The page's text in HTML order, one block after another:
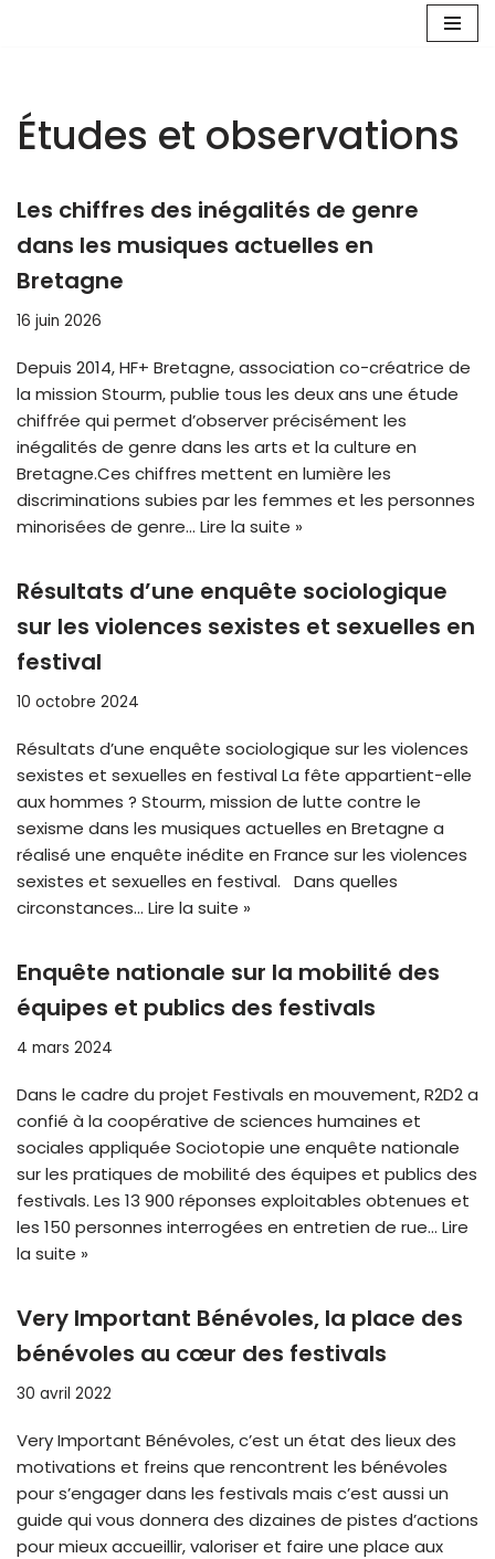
contenu
Études et observations
Les chiffres des inégalités de genre
dans les musiques actuelles en
Bretagne
16 juin 2026
Depuis 2014, HF+ Bretagne, association co-créatrice de
la mission Stourm, publie tous les deux ans une étude
chiffrée qui permet d’observer précisément les
inégalités de genre dans les arts et la culture en
Bretagne.Ces chiffres mettent en lumière les
discriminations subies par les femmes et les personnes
minorisées de genre… Lire la suite »
Résultats d’une enquête sociologique
sur les violences sexistes et sexuelles en
festival
10 octobre 2024
Résultats d’une enquête sociologique sur les violences
sexistes et sexuelles en festival La fête appartient-elle
aux hommes ? Stourm, mission de lutte contre le
sexisme dans les musiques actuelles en Bretagne a
réalisé une enquête inédite en France sur les violences
sexistes et sexuelles en festival. Dans quelles
circonstances… Lire la suite »
Enquête nationale sur la mobilité des
équipes et publics des festivals
4 mars 2024
Dans le cadre du projet Festivals en mouvement, R2D2 a
confié à la coopérative de sciences humaines et
sociales appliquée Sociotopie une enquête nationale
sur les pratiques de mobilité des équipes et publics des
festivals. Les 13 900 réponses exploitables obtenues et
les 150 personnes interrogées en entretien de rue… Lire
la suite »
Very Important Bénévoles, la place des
bénévoles au cœur des festivals
30 avril 2022
Very Important Bénévoles, c’est un état des lieux des
motivations et freins que rencontrent les bénévoles
pour s’engager dans les festivals mais c’est aussi un
guide qui vous donnera des dizaines de pistes d’actions
pour mieux accueillir, valoriser et faire une place aux